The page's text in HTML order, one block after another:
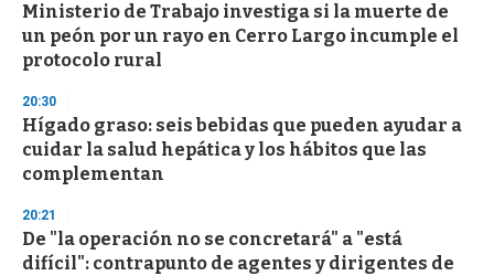
Ministerio de Trabajo investiga si la muerte de
un peón por un rayo en Cerro Largo incumple el
protocolo rural
20:30
Hígado graso: seis bebidas que pueden ayudar a
cuidar la salud hepática y los hábitos que las
complementan
20:21
De "la operación no se concretará" a "está
difícil": contrapunto de agentes y dirigentes de